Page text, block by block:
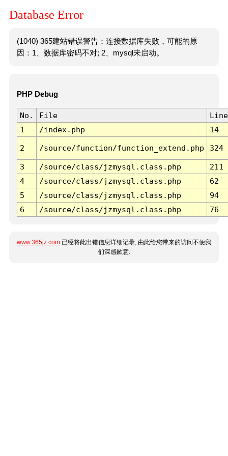
Database Error
(1040) 365建站错误警告：连接数据库失败，可能的原
因：1、数据库密码不对; 2、mysql未启动。
PHP Debug
No. File
Line
1
/index.php 14
2 /source/function/function_extend.php 324
3 /source/class/jzmysql.class.php
211
4
/source/class/jzmysql.class.php
62
5
/source/class/jzmysql.class.php
94
6
/source/class/jzmysql.class.php 76
www.365jz.com 已经将此出错信息详细记录, 由此给您带来的访问不便我
们深感歉意.